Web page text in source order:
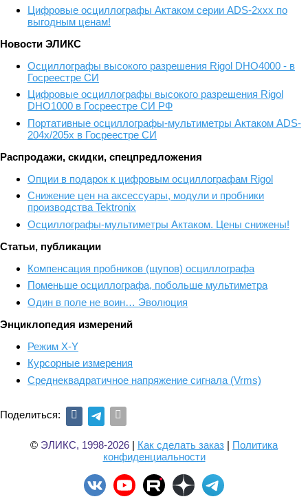
Цифровые осциллографы Актаком серии ADS-2xxx по
выгодным ценам!
Новости ЭЛИКС
Осциллографы высокого разрешения Rigol DHO4000 - в
Госреестре СИ
Цифровые осциллографы высокого разрешения Rigol
DHO1000 в Госреестре СИ РФ
Портативные осциллографы-мультиметры Актаком ADS-
204x/205x в Госреестре СИ
Распродажи, скидки, спецпредложения
Опции в подарок к цифровым осциллографам Rigol
Снижение цен на аксессуары, модули и пробники
производства Tektronix
Осциллографы-мультиметры Актаком. Цены снижены!
Статьи, публикации
Компенсация пробников (щупов) осциллографа
Поменьше осциллографа, побольше мультиметра
Один в поле не воин… Эволюция
Энциклопедия измерений
Режим X-Y
Курсорные измерения
Среднеквадратичное напряжение сигнала (Vrms)
Поделиться:
© ЭЛИКС, 1998-2026 | Как сделать заказ | Политика
конфиденциальности